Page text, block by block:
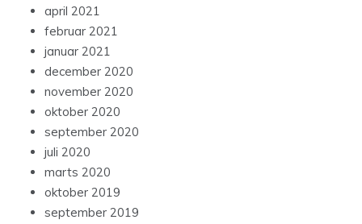
april 2021
februar 2021
januar 2021
december 2020
november 2020
oktober 2020
september 2020
juli 2020
marts 2020
oktober 2019
september 2019